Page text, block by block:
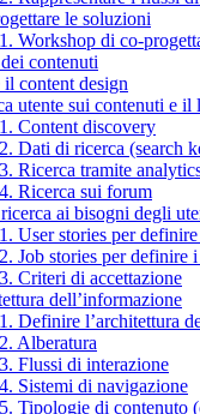
le soluzioni
Workshop di co-
contenuti
il content design
utente sui contenuti e il
Content discovery
Dati di ricerca (search
Ricerca tramite
Ricerca sui forum
ai bisogni degli
User stories per
Job stories per definire
Criteri di accettazione
dell’informazione
Definire l’architettura
Alberatura
Flussi di interazione
Sistemi di navigazione
Tipologie di contenuto